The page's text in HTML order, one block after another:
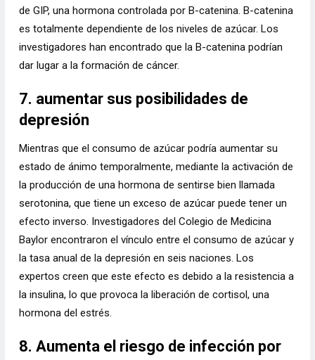
de GIP, una hormona controlada por B-catenina. B-catenina
es totalmente dependiente de los niveles de azúcar. Los
investigadores han encontrado que la B-catenina podrían
dar lugar a la formación de cáncer.
7. aumentar sus posibilidades de
depresión
Mientras que el consumo de azúcar podría aumentar su
estado de ánimo temporalmente, mediante la activación de
la producción de una hormona de sentirse bien llamada
serotonina, que tiene un exceso de azúcar puede tener un
efecto inverso. Investigadores del Colegio de Medicina
Baylor encontraron el vínculo entre el consumo de azúcar y
la tasa anual de la depresión en seis naciones. Los
expertos creen que este efecto es debido a la resistencia a
la insulina, lo que provoca la liberación de cortisol, una
hormona del estrés.
8. Aumenta el riesgo de infección por